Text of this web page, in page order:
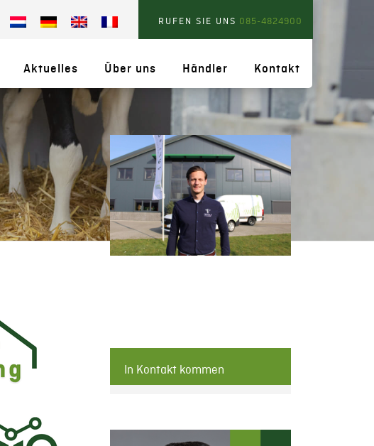
RUFEN SIE UNS 085-4824900
Aktuelles Über uns Händler Kontakt
In Kontakt kommen
unseren Experten